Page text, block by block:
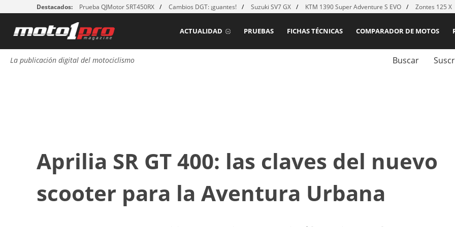
Destacados: Prueba QJMotor SRT450RX Cambios DGT: ¡guantes! Suzuki SV7 GX KTM 1390 Super Adventure S EVO Zontes 125 X
COMPARADOR DE MOTOS
FICHAS TÉCNICAS
PRUEBAS
ACTUALIDAD
La publicación digital del motociclismo Buscar
Aprilia SR GT 400: las claves del nuevo
scooter para la Aventura Urbana